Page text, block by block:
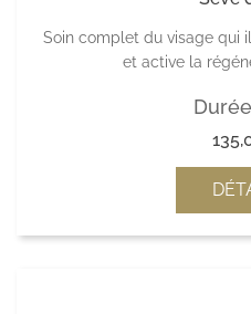
Soin complet du visage qui
et active la